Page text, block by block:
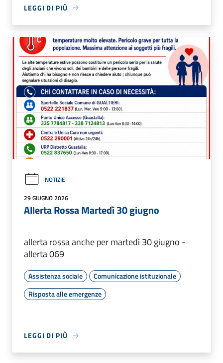
LEGGI DI PIÙ
NOTIZIE
29 GIUGNO 2026
Allerta Rossa Martedì 30 giugno
allerta rossa anche per martedì 30 giugno -
allerta 069
Assistenza sociale
Comunicazione istituzionale
Risposta alle emergenze
LEGGI DI PIÙ